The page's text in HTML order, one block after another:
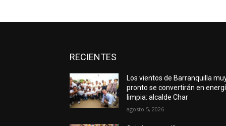
RECIENTES
Los vientos de Barranquilla
pronto se convertirán en
limpia: alcalde Char
agosto 5, 2026